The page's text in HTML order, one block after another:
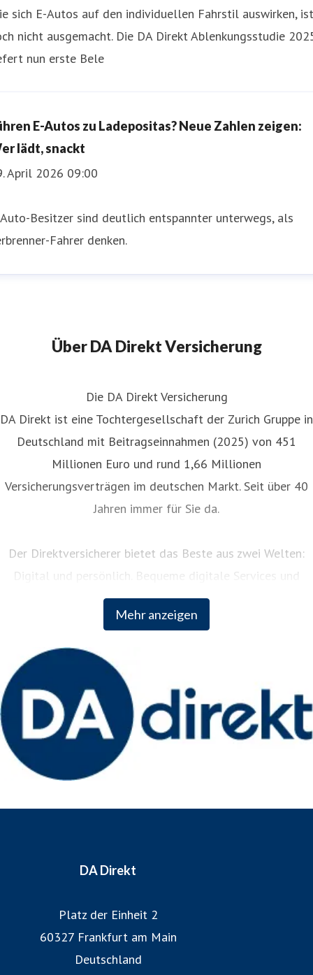
sich E-Autos auf den individuellen Fahrstil auswirken, ist
nicht ausgemacht. Die DA Direkt Ablenkungsstudie
nun erste Bele
E-Autos zu Ladepositas? Neue Zahlen zeigen:
lädt, snackt
April 2026 09:00
Besitzer sind deutlich entspannter unterwegs, als
Fahrer denken.
Über DA Direkt Versicherung
Mehr anzeigen
Die DA Direkt Versicherung
DA Direkt ist eine Tochtergesellschaft der Zurich Gruppe in
Deutschland mit Beitragseinnahmen (2025) von 451
Millionen Euro und rund 1,66 Millionen
Versicherungsverträgen im deutschen Markt. Seit über 40
Jahren immer für Sie da.
Der Direktversicherer bietet das Beste aus zwei Welten:
Digital und persönlich. Bequeme digitale Services und
persönliche Unterstützung rund um die Uhr. Als Teil der
weltweit erfolgreichen Zurich Insurance Group kombiniert
Vordenken der internationalen Unternehmensgruppe.
Weitere Informationen: www.da-direkt.de
DA Direkt
Platz der Einheit 2
60327 Frankfurt am Main
Deutschland